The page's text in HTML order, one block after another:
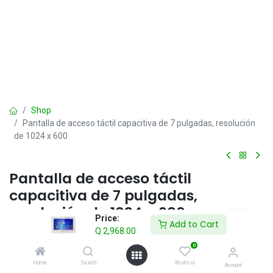
Price:
Q 2,968.00
Add to Cart
Home Search
0
Wishlist Account
Shop
Pantalla de acceso táctil capacitiva de 7 pulgadas, resolución
de 1024 x 600
Pantalla de acceso táctil
capacitiva de 7 pulgadas,
resolución de 1024 x 600
2,968.00